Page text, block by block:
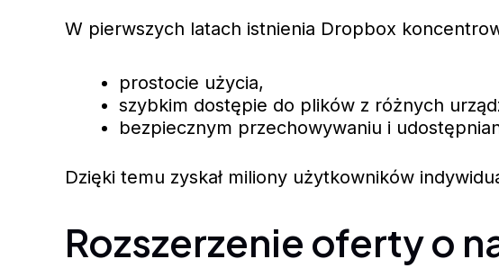
W pierwszych latach istnienia Dropbox
prostocie użycia,
szybkim dostępie do plików z różnych
bezpiecznym przechowywaniu i
Dzięki temu zyskał miliony użytkowników
Rozszerzenie oferty o